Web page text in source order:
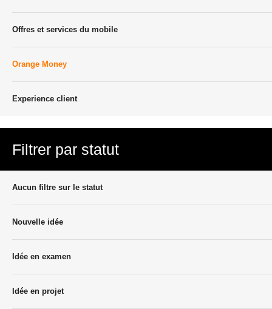
Offres et services du mobile
Orange Money
Experience client
Filtrer par statut
Aucun filtre sur le statut
Nouvelle idée
Idée en examen
Idée en projet